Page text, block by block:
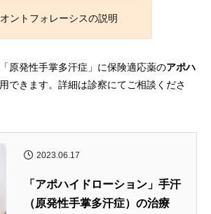
ントフォレーシスの説明
原発性手掌多汗症」に保険適応薬のアポハ
できます。詳細は診察にてご相談くださ
2023.06.17
「アポハイドローション」手汗
（原発性手掌多汗症）の治療